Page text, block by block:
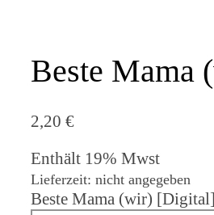
Beste Mama
2,20 €
Enthält 19% Mwst
Lieferzeit: nicht angegeben
Beste Mama (wir)